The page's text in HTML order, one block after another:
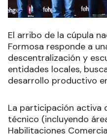
El arribo de la cúpula
Formosa responde a
descentralización y
entidades locales,
desarrollo productivo
La participación activa
técnico (incluyendo
Habilitaciones